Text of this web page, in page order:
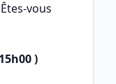
vous
)